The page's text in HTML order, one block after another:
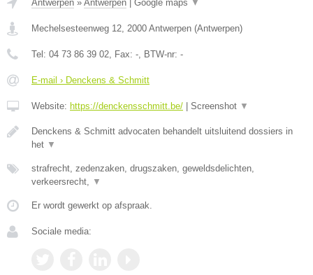
Antwerpen » Antwerpen Google maps ▼
Mechelsesteenweg 12 2000 Antwerpen (Antwerpen)
Tel: 04 73 86 39 02 , Fax: - , BTW-nr: -
E-mail › Denckens & Schmitt
Website: https://denckensschmitt.be/ Screenshot ▼
Denckens & Schmitt advocaten behandelt uitsluitend dossiers in
het ▼
strafrecht, zedenzaken, drugszaken, geweldsdelichten,
verkeersrecht,
▼
Er wordt gewerkt op afspraak.
Sociale media: